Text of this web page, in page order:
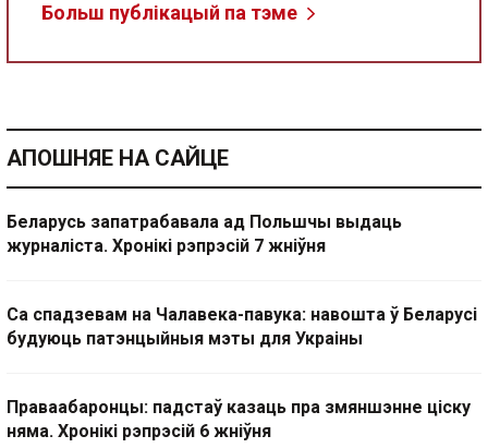
Больш публікацый па тэме
АПОШНЯЕ НА САЙЦЕ
Беларусь запатрабавала ад Польшчы выдаць
журналіста. Хронікі рэпрэсій 7 жніўня
Са спадзевам на Чалавека-павука: навошта ў Беларусі
будуюць патэнцыйныя мэты для Украіны
Праваабаронцы: падстаў казаць пра змяншэнне ціску
няма. Хронікі рэпрэсій 6 жніўня